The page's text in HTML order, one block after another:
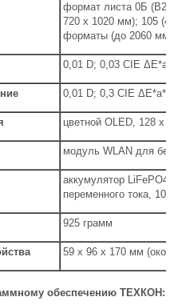
формат листа 0Б
720 х 1020 мм); 105
форматы (до 2060 мм)
0,01 D; 0,03 CIE
0,01 D; 0,3 CIE ΔE*a*b*
цветной OLED, 128 x
модуль WLAN для
аккумулятор LiFePO4,
переменного тока,
925 грамм
59 х 96 х 170 мм
обеспечению ТЕХКОН: